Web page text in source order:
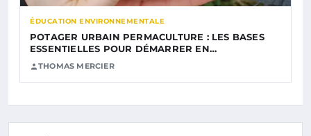
ÉDUCATION ENVIRONNEMENTALE
POTAGER URBAIN PERMACULTURE : LES BASES
ESSENTIELLES POUR DÉMARRER EN…
THOMAS MERCIER